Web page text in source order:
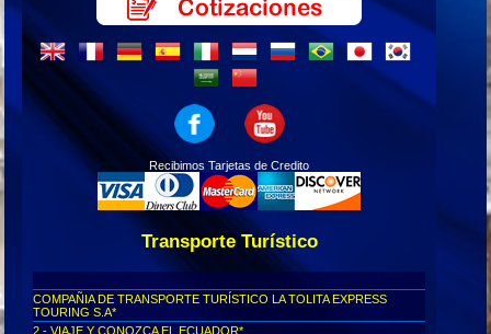
Recibimos Tarjetas de Credito
Transporte Turístico
COMPAÑIA DE TRANSPORTE TURÍSTICO LA TOLITA EXPRESS
TOURING S.A*
2.- VIAJE Y CONOZCA EL ECUADOR*